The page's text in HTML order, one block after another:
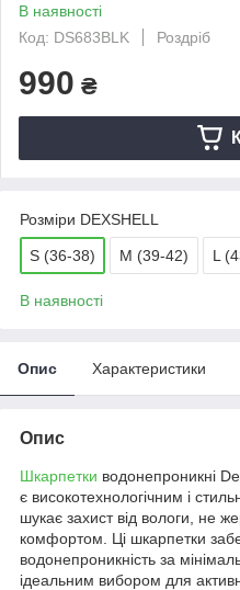
В наявності
Код: DS683BLK
Роздріб
990 ₴
Розміри DEXSHELL
S (36-38) M (39-42) L
В наявності
Опис Характеристики
Опис
Шкарпетки водонепроникні
є високотехнологічним і
шукає захист від вологи, не
комфортом. Ці шкарпетки
водонепроникність за
ідеальним вибором для